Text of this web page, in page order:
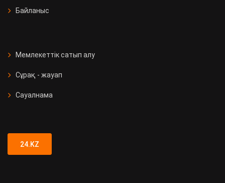
Байланыс
Мемлекеттік сатып алу
Сұрақ - жауап
Сауалнама
24.KZ